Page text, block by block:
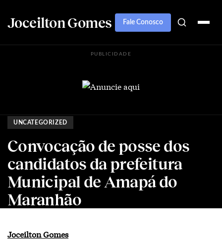
Joceilton Gomes Fale Conosco
PUBLICIDADE
UNCATEGORIZED
Convocação de posse dos
candidatos da prefeitura
Municipal de Amapá do
Maranhão
Joceilton Gomes